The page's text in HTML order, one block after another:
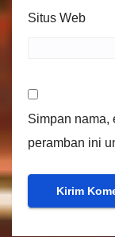
Situs Web
Simpan nama,
peramban ini